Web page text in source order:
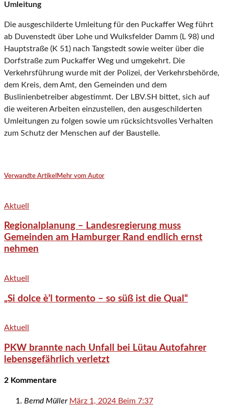
Umleitung
Die ausgeschilderte Umleitung für den Puckaffer Weg führt
ab Duvenstedt über Lohe und Wulksfelder Damm (L 98) und
Hauptstraße (K 51) nach Tangstedt sowie weiter über die
Dorfstraße zum Puckaffer Weg und umgekehrt. Die
Verkehrsführung wurde mit der Polizei, der Verkehrsbehörde,
dem Kreis, dem Amt, den Gemeinden und dem
Buslinienbetreiber abgestimmt. Der LBV.SH bittet, sich auf
die weiteren Arbeiten einzustellen, den ausgeschilderten
Umleitungen zu folgen sowie um rücksichtsvolles Verhalten
zum Schutz der Menschen auf der Baustelle.
Verwandte Artikel Mehr vom Autor
Aktuell
Regionalplanung – Landesregierung muss
Gemeinden am Hamburger Rand endlich ernst
nehmen
Aktuell
„Si dolce è’l tormento – so süß ist die Qual“
Aktuell
PKW brannte nach Unfall bei Lütau Autofahrer
lebensgefährlich verletzt
2 Kommentare
Bernd Müller März 1, 2024 Beim 7:37